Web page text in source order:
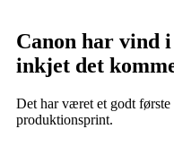
Canon har vind i
inkjet det
Det har været et godt
produktionsprint.